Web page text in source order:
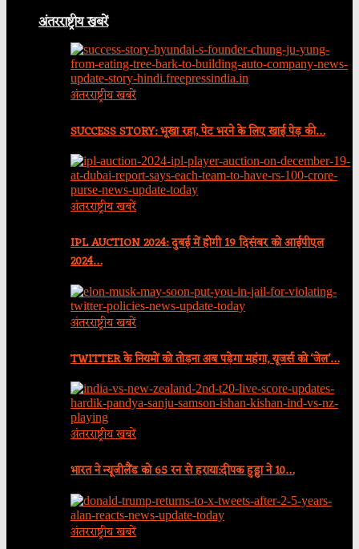
अंतरराष्ट्रीय खबरें
अंतरराष्ट्रीय खबरें
SUCCESS STORY: भूखा रहा, पेट भरने के लिए खाई पेड़ की…
अंतरराष्ट्रीय खबरें
IPL AUCTION 2024: दुबई में होगी 19 दिसंबर को आईपीएल
2024…
अंतरराष्ट्रीय खबरें
TWITTER के नियमों को तोड़ना अब पड़ेगा महंगा, यूजर्स को ‘जेल’…
अंतरराष्ट्रीय खबरें
भारत ने न्यूजीलैंड को 65 रन से हराया:दीपक हुड्डा ने 10…
अंतरराष्ट्रीय खबरें